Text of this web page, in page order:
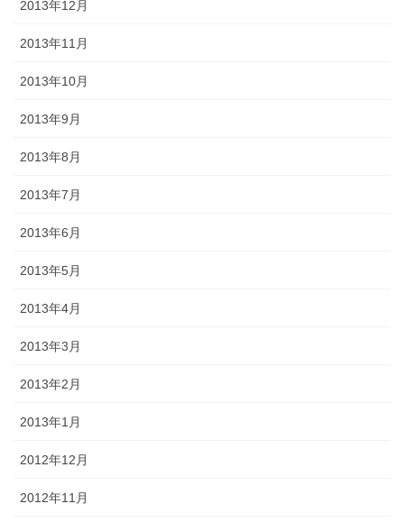
2013年12月
2013年11月
2013年10月
2013年9月
2013年8月
2013年7月
2013年6月
2013年5月
2013年4月
2013年3月
2013年2月
2013年1月
2012年12月
2012年11月